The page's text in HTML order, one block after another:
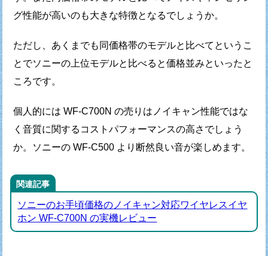
グ性能が高いのも大きな特徴となるでしょうか。
ただし、あくまでも同価格帯のモデルと比べてというこ
とでソニーの上位モデルと比べると価格並みといったと
ころです。
個人的には WF-C700N の売りはノイキャン性能ではな
く 音質に関するコストパフォーマンスの高さでしょう
か。
ソニーの WF-C500 より断然良い音が楽しめます。
関連記事
ソニーのお手頃価格のノイキャン対応ワイヤレスイヤ
ホン WF-C700N の実機レビュー